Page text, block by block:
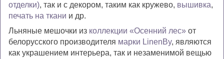
отделки), так и с декором, таким как кружево, вышивка,
печать на ткани и др.
Льняные мешочки из коллекции «Осенний лес» от
белорусского производителя марки LinenBy, являются
как украшением интерьера, так и незаменимой вещью